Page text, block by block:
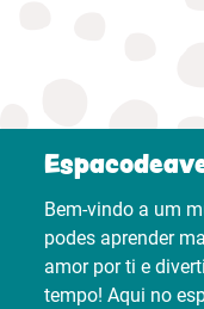
Bem-vindo a um
podes aprender
amor por ti e
tempo! Aqui no